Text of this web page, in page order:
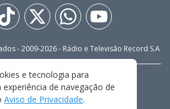
- 2009-2026- Rádio e Televisão Record S.A
FALE CONOSCO
PRIVACIDADE
E CONDIÇÕES DE USO
e tecnologia para
de navegação de
Aviso de Privacidade.